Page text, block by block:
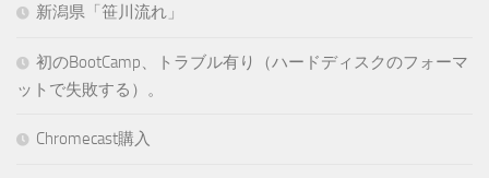
新潟県「笹川流れ」
初のBootCamp、トラブル有り（ハードディスクのフォーマ
ットで失敗する）。
Chromecast購入